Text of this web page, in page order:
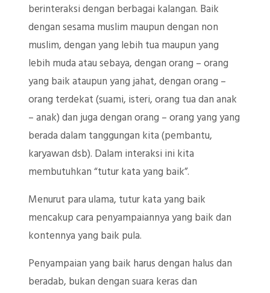
berinteraksi dengan berbagai kalangan. Baik
dengan sesama muslim maupun dengan non
muslim, dengan yang lebih tua maupun yang
lebih muda atau sebaya, dengan orang – orang
yang baik ataupun yang jahat, dengan orang –
orang terdekat (suami, isteri, orang tua dan anak
– anak) dan juga dengan orang – orang yang yang
berada dalam tanggungan kita (pembantu,
karyawan dsb). Dalam interaksi ini kita
membutuhkan “tutur kata yang baik”.
Menurut para ulama, tutur kata yang baik
mencakup cara penyampaiannya yang baik dan
kontennya yang baik pula.
Penyampaian yang baik harus dengan halus dan
beradab, bukan dengan suara keras dan